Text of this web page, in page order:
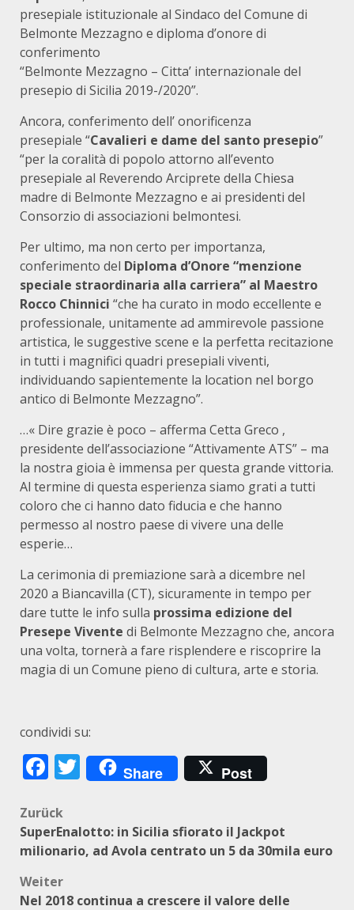
presepiale istituzionale al Sindaco del Comune di
Belmonte Mezzagno e diploma d’onore di
conferimento
“Belmonte Mezzagno – Citta’ internazionale del
presepio di Sicilia 2019-/2020”.
Ancora, conferimento dell’ onorificenza
presepiale “Cavalieri e dame del santo presepio”
“per la coralità di popolo attorno all’evento
presepiale al Reverendo Arciprete della Chiesa
madre di Belmonte Mezzagno e ai presidenti del
Consorzio di associazioni belmontesi.
Per ultimo, ma non certo per importanza,
conferimento del Diploma d’Onore “menzione
speciale straordinaria alla carriera” al Maestro
Rocco Chinnici “che ha curato in modo eccellente e
professionale, unitamente ad ammirevole passione
artistica, le suggestive scene e la perfetta recitazione
in tutti i magnifici quadri presepiali viventi,
individuando sapientemente la location nel borgo
antico di Belmonte Mezzagno”.
…« Dire grazie è poco – afferma Cetta Greco ,
presidente dell’associazione “Attivamente ATS” – ma
la nostra gioia è immensa per questa grande vittoria.
Al termine di questa esperienza siamo grati a tutti
coloro che ci hanno dato fiducia e che hanno
permesso al nostro paese di vivere una delle
esperie…
La cerimonia di premiazione sarà a dicembre nel
2020 a Biancavilla (CT), sicuramente in tempo per
dare tutte le info sulla prossima edizione del
Presepe Vivente di Belmonte Mezzagno che, ancora
una volta, tornerà a fare risplendere e riscoprire la
magia di un Comune pieno di cultura, arte e storia.
condividi su:
Facebook
Twitter
Share Post
Beitragsnavigation
Zurück
SuperEnalotto: in Sicilia sfiorato il Jackpot
milionario, ad Avola centrato un 5 da 30mila euro
Weiter
Nel 2018 continua a crescere il valore delle